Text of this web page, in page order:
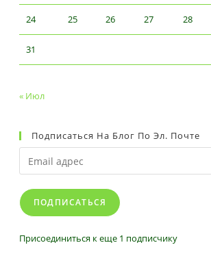
24 25 26 27 28
31
« Июл
Подписаться На Блог По Эл. Почте
Email
адрес
ПОДПИСАТЬСЯ
Присоединиться к еще 1 подписчику